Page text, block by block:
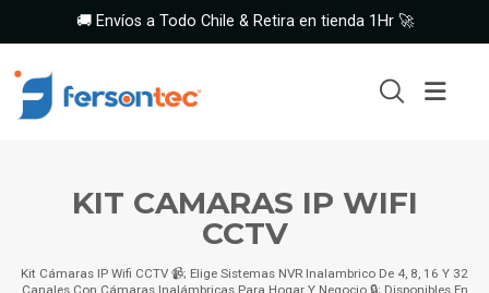
🚚 Envíos a Todo Chile & Retira en tienda 1Hr 🚀
KIT CAMARAS IP WIFI
CCTV
Kit Cámaras IP Wifi CCTV 📹; Elige Sistemas NVR Inalambrico De 4, 8, 16 Y 32